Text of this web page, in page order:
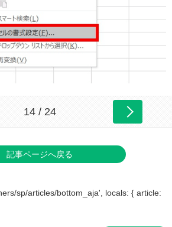
14 / 24
記事ページへ戻る
sp/articles/bottom_aja', locals: { article: